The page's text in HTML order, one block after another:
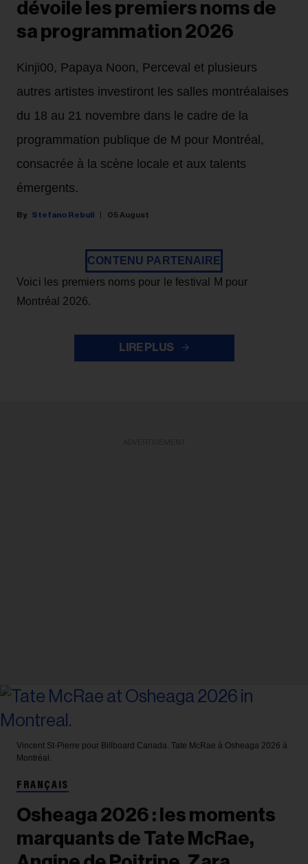
dévoile les premiers noms de
sa programmation 2026
Kinji00, Papaya Noon, Perceval et plusieurs
autres artistes investiront les salles montréalaises
du 18 au 21 novembre dans le cadre de la
programmation publique de M pour Montréal,
consacrée à la scène locale et aux talents
émergents.
Stefano Rebuli 05 August
CONTENU PARTENAIRE
Voici les premiers noms pour le festival M pour
Montréal 2026.
LIRE PLUS
Vincent St-Pierre pour Billboard Canada. Tate McRae à Osheaga 2026 à
Montréal.
FRANÇAIS
Osheaga 2026 : les moments
marquants de Tate McRae,